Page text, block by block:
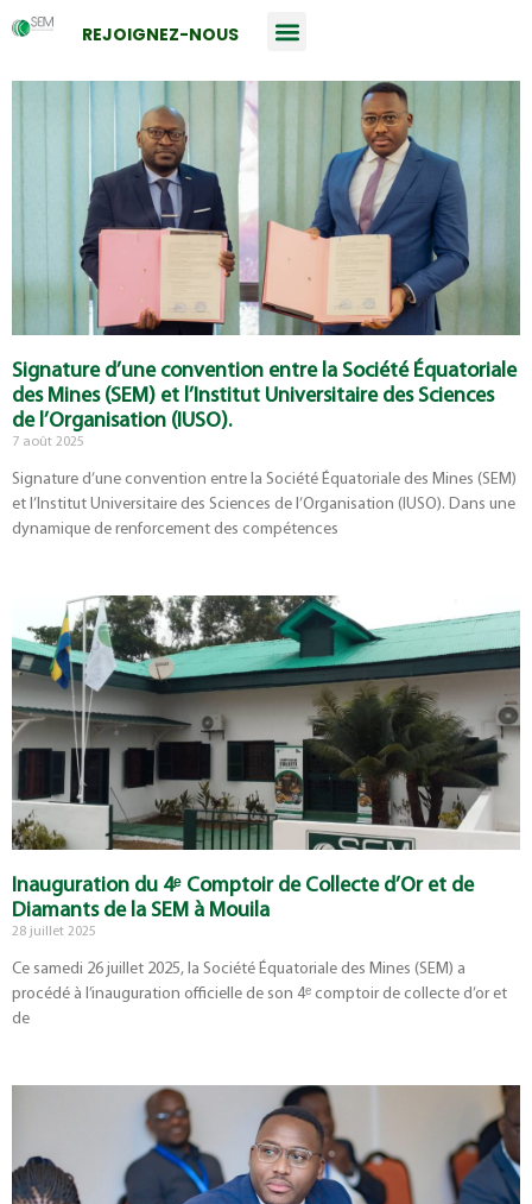
REJOIGNEZ-NOUS
Signature d’une convention entre la Société Équatoriale
des Mines (SEM) et l’Institut Universitaire des Sciences
de l’Organisation (IUSO).
7 août 2025
Signature d’une convention entre la Société Équatoriale des Mines (SEM)
et l’Institut Universitaire des Sciences de l’Organisation (IUSO). Dans une
dynamique de renforcement des compétences
Inauguration du 4ᵉ Comptoir de Collecte d’Or et de
Diamants de la SEM à Mouila
28 juillet 2025
Ce samedi 26 juillet 2025, la Société Équatoriale des Mines (SEM) a
procédé à l’inauguration officielle de son 4ᵉ comptoir de collecte d’or et
de